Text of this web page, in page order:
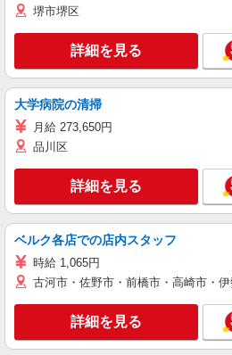
堺市堺区
詳細を見る
大学病院の清掃
月給 273,650円
品川区
詳細を見る
ベルク各店での店内スタッフ
時給 1,065円
古河市・佐野市・前橋市・高崎市・
詳細を見る